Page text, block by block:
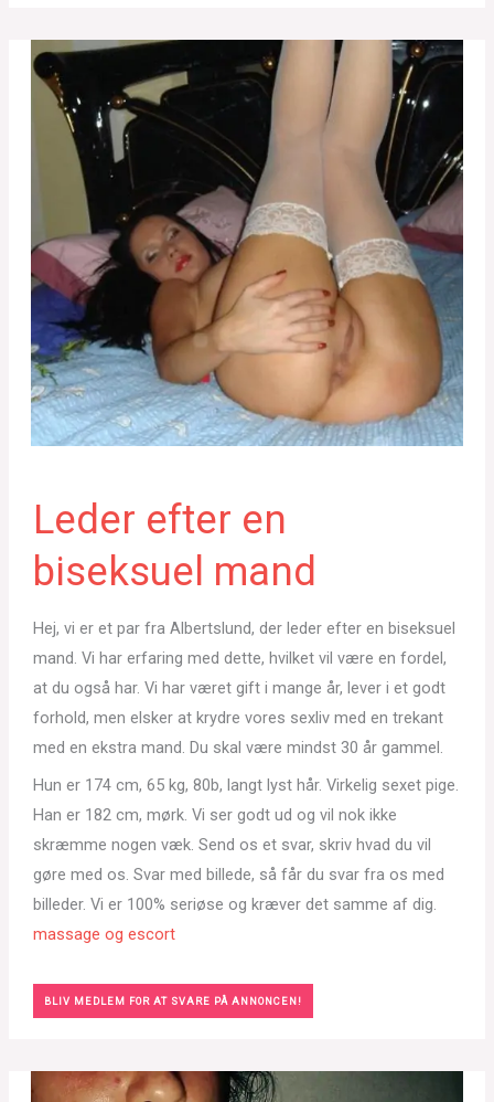
Leder efter en
biseksuel mand
Hej, vi er et par fra Albertslund, der leder efter en biseksuel
mand. Vi har erfaring med dette, hvilket vil være en fordel,
at du også har. Vi har været gift i mange år, lever i et godt
forhold, men elsker at krydre vores sexliv med en trekant
med en ekstra mand. Du skal være mindst 30 år gammel.
Hun er 174 cm, 65 kg, 80b, langt lyst hår. Virkelig sexet pige.
Han er 182 cm, mørk. Vi ser godt ud og vil nok ikke
skræmme nogen væk. Send os et svar, skriv hvad du vil
gøre med os. Svar med billede, så får du svar fra os med
billeder. Vi er 100% seriøse og kræver det samme af dig.
massage og escort
BLIV MEDLEM FOR AT SVARE PÅ ANNONCEN!